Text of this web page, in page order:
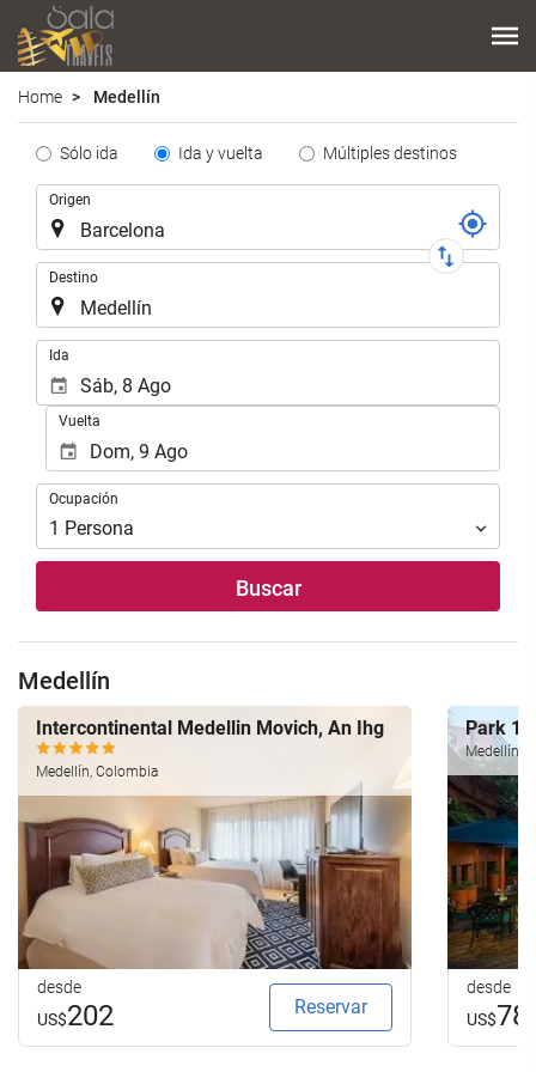
Home Medellín
Tipo
Trayecto
Sólo ida Ida y vuelta Múltiples destinos
Trayecto
Origen
Destino
Ida
Vuelta
Ocupación
Ocupación
1 Persona
Buscar
Medellín
Intercontinental Medellin Movich, An Ihg
Medellín, Colombia
desde
US$202 Reservar
Park 10
Medellín,
desde
US$78